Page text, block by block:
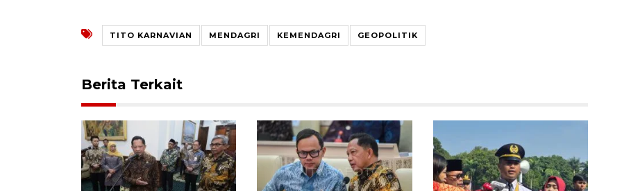
TITO KARNAVIAN MENDAGRI KEMENDAGRI GEOPOLITIK
Berita Terkait